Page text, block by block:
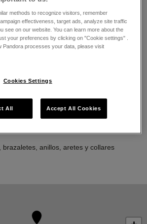
10:00
10:00-21:00
10:00-21:00
10:00
acabada a mano
brazaletes, anillos, aretes y collares
methods to recognize visitors, remember
effectiveness, target ads, analyze site traffic
see on our website. You can learn more about the
your preferences by clicking on "Cookie settings" .
Pandora processes your data, please visit
Cookies Settings
All Accept All Cookies